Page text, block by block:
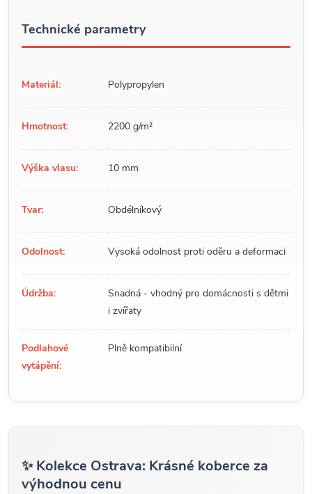
Technické parametry
Materiál: Polypropylen
Hmotnost: 2200 g/m²
Výška vlasu: 10 mm
Tvar: Obdélníkový
Odolnost: Vysoká odolnost proti oděru a deformaci
Údržba:
Snadná - vhodný pro domácnosti s dětmi
i zvířaty
Podlahové
vytápění:
Plně kompatibilní
✨ Kolekce Ostrava: Krásné koberce za
výhodnou cenu